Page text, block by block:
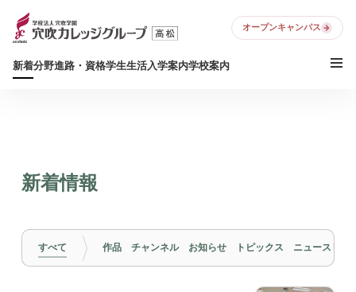
新着分野進路・資格学生生活入学案内学校案内
オープンキャンパス
新着情報
すべて 作品 チャンネル お知らせ トピックス ニュースリリ